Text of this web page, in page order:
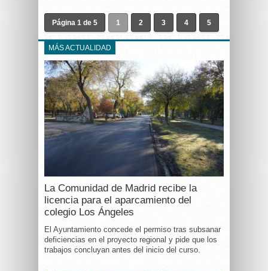
Página 1 de 5 1 2 3 4 5
MÁS ACTUALIDAD
La Comunidad de Madrid recibe la
licencia para el aparcamiento del
colegio Los Ángeles
El Ayuntamiento concede el permiso tras subsanar
deficiencias en el proyecto regional y pide que los
trabajos concluyan antes del inicio del curso.